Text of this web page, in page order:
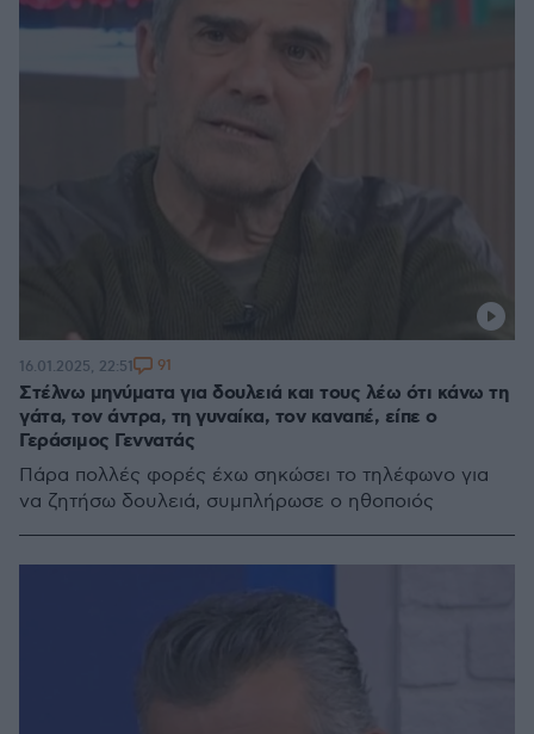
Στέλνω μηνύματα για δουλειά και τους λέω ότι κάνω τη
γάτα, τον άντρα, τη γυναίκα, τον καναπέ, είπε ο
Γεράσιμος Γεννατάς
Πάρα πολλές φορές έχω σηκώσει το τηλέφωνο για
να ζητήσω δουλειά, συμπλήρωσε ο ηθοποιός
16.01.2025, 22:51 91